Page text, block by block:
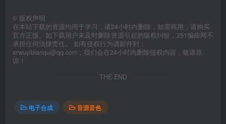
© 版权声明
在本站下载的资源均用于学习，请24小时内删除，如需商用，请购买
官方正版。如下载用户未及时删除资源引起的版权纠纷，251编曲网不
承担任何法律责任。 如有侵权行为请邮件到：
erwuyibianqu@qq.com，我们会在24小时内删除侵权内容，敬请原
谅！
THE END
电子合成 音源音色